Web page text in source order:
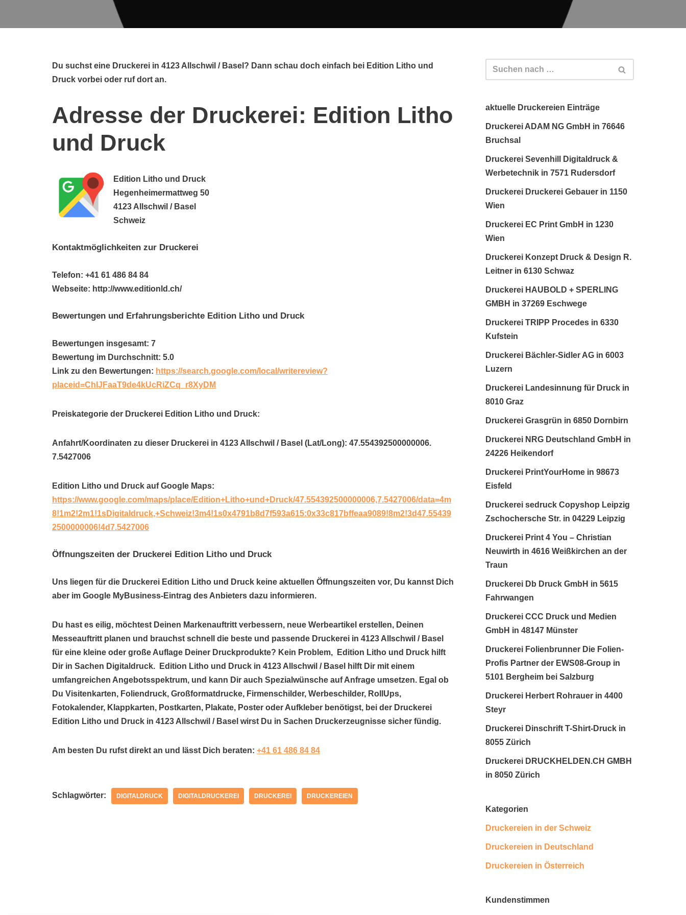
Du suchst eine Druckerei in 4123 Allschwil / Basel? Dann schau doch einfach bei Edition Litho und
Druck vorbei oder ruf dort an.
Adresse der Druckerei: Edition Litho
und Druck
Edition Litho und Druck
Hegenheimermattweg 50
4123 Allschwil / Basel
Schweiz
Kontaktmöglichkeiten zur Druckerei
Telefon: +41 61 486 84 84
Webseite: http://www.editionld.ch/
Bewertungen und Erfahrungsberichte Edition Litho und Druck
Bewertungen insgesamt: 7
Bewertung im Durchschnitt: 5.0
Link zu den Bewertungen: https://search.google.com/local/writereview?
placeid=ChIJFaaT9de4kUcRiZCq_r8XyDM
Preiskategorie der Druckerei Edition Litho und Druck:
Anfahrt/Koordinaten zu dieser Druckerei in 4123 Allschwil / Basel (Lat/Long): 47.554392500000006.
7.5427006
Edition Litho und Druck auf Google Maps:
https://www.google.com/maps/place/Edition+Litho+und+Druck/47.554392500000006,7.5427006/data=4m
8!1m2!2m1!1sDigitaldruck,+Schweiz!3m4!1s0x4791b8d7f593a615:0x33c817bffeaa9089!8m2!3d47.55439
2500000006!4d7.5427006
Öffnungszeiten der Druckerei Edition Litho und Druck
Uns liegen für die Druckerei Edition Litho und Druck keine aktuellen Öffnungszeiten vor, Du kannst Dich
aber im Google MyBusiness-Eintrag des Anbieters dazu informieren.
Du hast es eilig, möchtest Deinen Markenauftritt verbessern, neue Werbeartikel erstellen, Deinen
Messeauftritt planen und brauchst schnell die beste und passende Druckerei in 4123 Allschwil / Basel
für eine kleine oder große Auflage Deiner Druckprodukte? Kein Problem, Edition Litho und Druck hilft
Dir in Sachen Digitaldruck. Edition Litho und Druck in 4123 Allschwil / Basel hilft Dir mit einem
umfangreichen Angebotsspektrum, und kann Dir auch Spezialwünsche auf Anfrage umsetzen. Egal ob
Du Visitenkarten, Foliendruck, Großformatdrucke, Firmenschilder, Werbeschilder, RollUps,
Fotokalender, Klappkarten, Postkarten, Plakate, Poster oder Aufkleber benötigst, bei der Druckerei
Edition Litho und Druck in 4123 Allschwil / Basel wirst Du in Sachen Druckerzeugnisse sicher fündig.
Am besten Du rufst direkt an und lässt Dich beraten: +41 61 486 84 84
Schlagwörter: DIGITALDRUCK DIGITALDRUCKEREI DRUCKEREI DRUCKEREIEN
aktuelle Druckereien Einträge
Druckerei ADAM NG GmbH in 76646
Bruchsal
Druckerei Sevenhill Digitaldruck &
Werbetechnik in 7571 Rudersdorf
Druckerei Druckerei Gebauer in 1150
Wien
Druckerei EC Print GmbH in 1230
Wien
Druckerei Konzept Druck & Design R.
Leitner in 6130 Schwaz
Druckerei HAUBOLD + SPERLING
GMBH in 37269 Eschwege
Druckerei TRIPP Procedes in 6330
Kufstein
Druckerei Bächler-Sidler AG in 6003
Luzern
Druckerei Landesinnung für Druck in
8010 Graz
Druckerei Grasgrün in 6850 Dornbirn
Druckerei NRG Deutschland GmbH in
24226 Heikendorf
Druckerei PrintYourHome in 98673
Eisfeld
Druckerei sedruck Copyshop Leipzig
Zschochersche Str. in 04229 Leipzig
Druckerei Print 4 You – Christian
Neuwirth in 4616 Weißkirchen an der
Traun
Druckerei Db Druck GmbH in 5615
Fahrwangen
Druckerei CCC Druck und Medien
GmbH in 48147 Münster
Druckerei Folienbrunner Die Folien-
Profis Partner der EWS08-Group in
5101 Bergheim bei Salzburg
Druckerei Herbert Rohrauer in 4400
Steyr
Druckerei Dinschrift T-Shirt-Druck in
8055 Zürich
Druckerei DRUCKHELDEN.CH GMBH
in 8050 Zürich
Kategorien
Druckereien in der Schweiz
Druckereien in Deutschland
Druckereien in Österreich
Kundenstimmen